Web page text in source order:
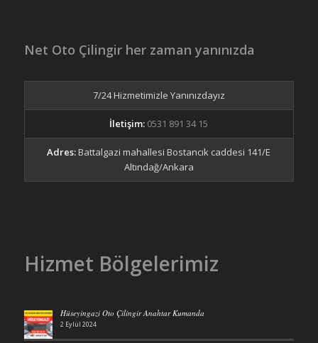
Net Oto Çilingir her zaman yanınızda
7/24 Hizmetimizle Yanınızdayız
İletişim: 0531 891 34 15
Adres: Battalgazi mahallesi Bostancık caddesi 141/E
Altındağ/Ankara
Hizmet Bölgelerimiz
Hüseyingazi Oto Çilingir Anahtar Kumanda
2 Eylül 2024